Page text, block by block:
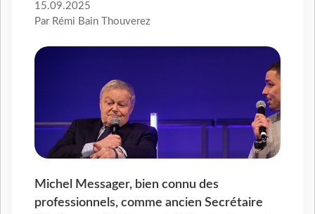
15.09.2025
Par Rémi Bain Thouverez
Michel Messager, bien connu des
professionnels, comme ancien Secrétaire